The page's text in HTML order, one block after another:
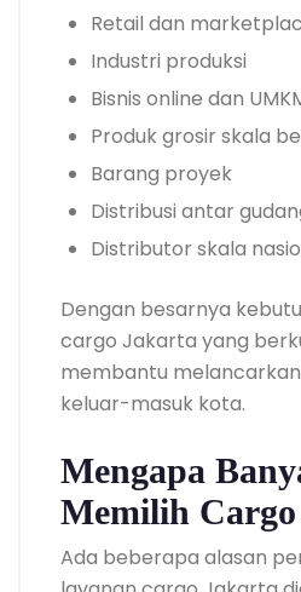
Retail dan
Industri produksi
Bisnis online dan
Produk grosir skala
Barang proyek
Distribusi antar
Distributor skala
Dengan besarnya
cargo Jakarta yang
membantu
keluar-masuk kota.
Mengapa
Memilih
Ada beberapa alasan